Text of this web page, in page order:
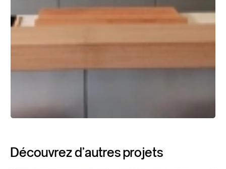
Découvrezd'autresprojets